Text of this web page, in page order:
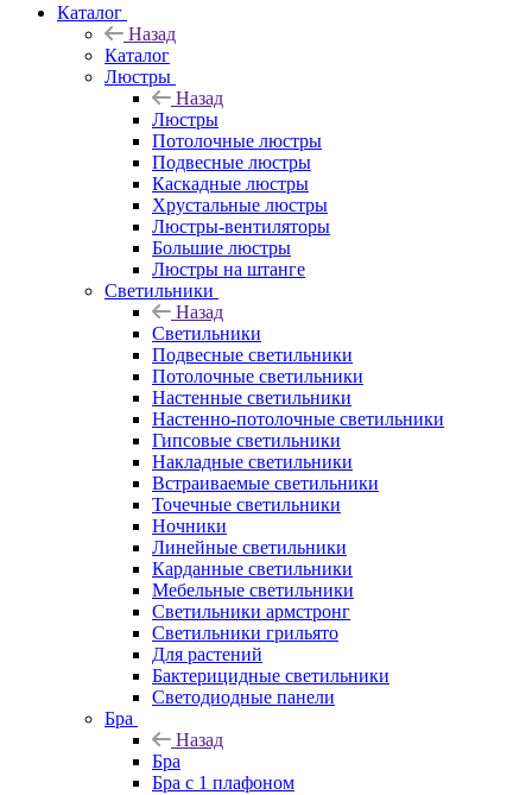
Каталог
Назад
Каталог
Люстры
Назад
Люстры
Потолочные люстры
Подвесные люстры
Каскадные люстры
Хрустальные люстры
Люстры-вентиляторы
Большие люстры
Люстры на штанге
Светильники
Назад
Светильники
Подвесные светильники
Потолочные светильники
Настенные светильники
Настенно-потолочные светильники
Гипсовые светильники
Накладные светильники
Встраиваемые светильники
Точечные светильники
Ночники
Линейные светильники
Карданные светильники
Мебельные светильники
Светильники армстронг
Светильники грильято
Для растений
Бактерицидные светильники
Светодиодные панели
Бра
Назад
Бра
Бра с 1 плафоном